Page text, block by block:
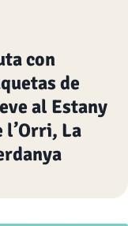
con
de
al Estany
l’Orri, La